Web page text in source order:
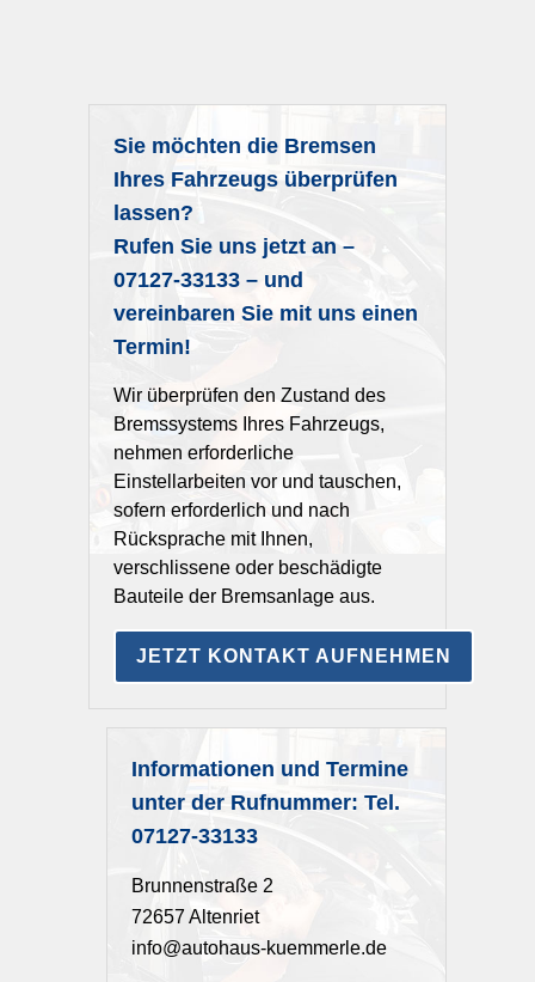
Sie möchten die Bremsen
Ihres Fahrzeugs überprüfen
lassen?
Rufen Sie uns jetzt an –
07127-33133 – und
vereinbaren Sie mit uns einen
Termin!
Wir überprüfen den Zustand des
Bremssystems Ihres Fahrzeugs,
nehmen erforderliche
Einstellarbeiten vor und tauschen,
sofern erforderlich und nach
Rücksprache mit Ihnen,
verschlissene oder beschädigte
Bauteile der Bremsanlage aus.
JETZT KONTAKT AUFNEHMEN
Informationen und Termine
unter der Rufnummer: Tel.
07127-33133
Brunnenstraße 2
72657 Altenriet
info@autohaus-kuemmerle.de